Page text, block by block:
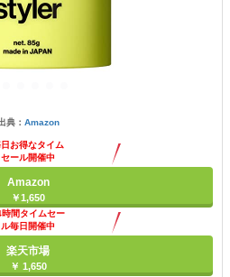
典： Amazon
お得なタイム
セール開催中
Amazon
￥1,650
間タイムセー
ル毎日開催中
楽天市場
￥ 1,650